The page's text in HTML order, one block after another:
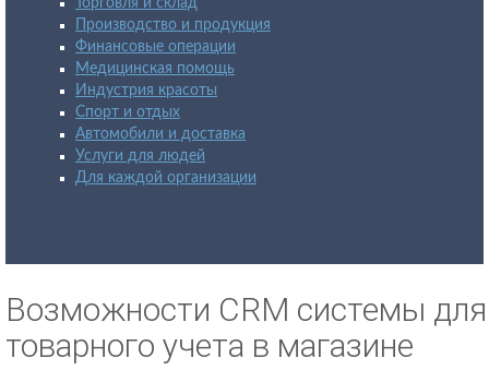
Торговля и склад
Производство и продукция
Финансовые операции
Медицинская помощь
Индустрия красоты
Спорт и отдых
Автомобили и доставка
Услуги для людей
Для каждой организации
Возможности CRM системы для
товарного учета в магазине